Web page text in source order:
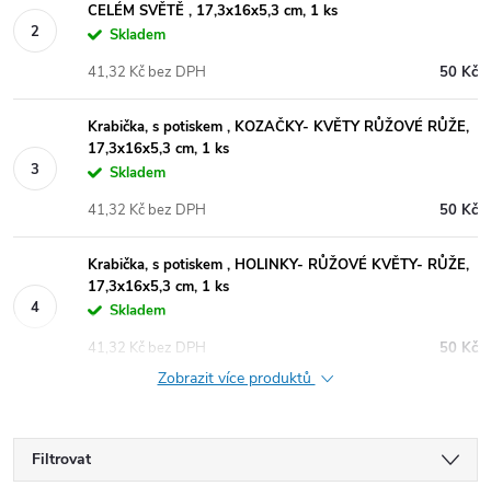
CELÉM SVĚTĚ , 17,3x16x5,3 cm, 1 ks
Skladem
50 Kč
41,32 Kč bez DPH
Krabička, s potiskem , KOZAČKY- KVĚTY RŮŽOVÉ RŮŽE,
17,3x16x5,3 cm, 1 ks
Skladem
50 Kč
41,32 Kč bez DPH
Krabička, s potiskem , HOLINKY- RŮŽOVÉ KVĚTY- RŮŽE,
17,3x16x5,3 cm, 1 ks
Skladem
50 Kč
41,32 Kč bez DPH
Zobrazit více produktů
Filtrovat